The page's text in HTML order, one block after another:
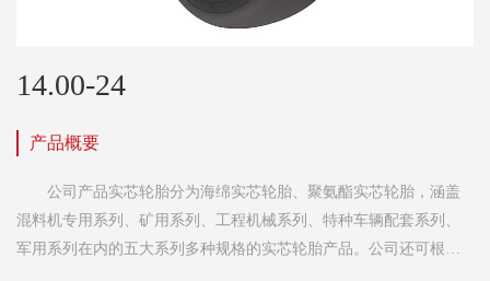
14.00-24
产品概要
公司产品实芯轮胎分为海绵实芯轮胎、聚氨酯实芯轮胎，涵盖
混料机专用系列、矿用系列、工程机械系列、特种车辆配套系列、
军用系列在内的五大系列多种规格的实芯轮胎产品。公司还可根据